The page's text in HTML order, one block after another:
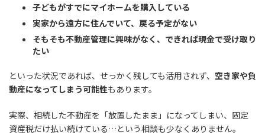
子どもがすでにマイホームを購入している
実家から遠方に住んでいて、戻る予定がない
そもそも不動産管理に興味がなく、できれば現金で受け取り
たい
といった状況であれば、せっかく残しても活用されず、 空き家や負
動産になってしまう可能性もあります。
実際、相続した不動産を「放置したまま」になってしまい、固定
資産税だけ払い続けている…という相談も少なくありません。